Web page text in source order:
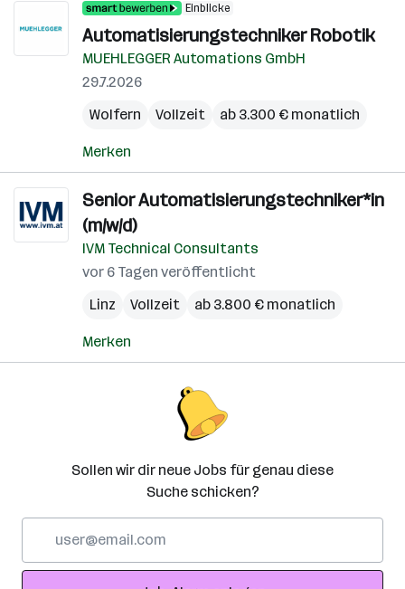
Einblicke
Automatisierungstechniker Robotik
MUEHLEGGER Automations GmbH
29.7.2026
Wolfern
Vollzeit ab 3.300 € monatlich
Merken
Senior Automatisierungstechniker*in
(m/w/d)
IVM Technical Consultants
vor 6 Tagen veröffentlicht
Linz
Vollzeit ab 3.800 € monatlich
Merken
Sollen wir dir neue Jobs für genau diese
Suche schicken?
Adresse